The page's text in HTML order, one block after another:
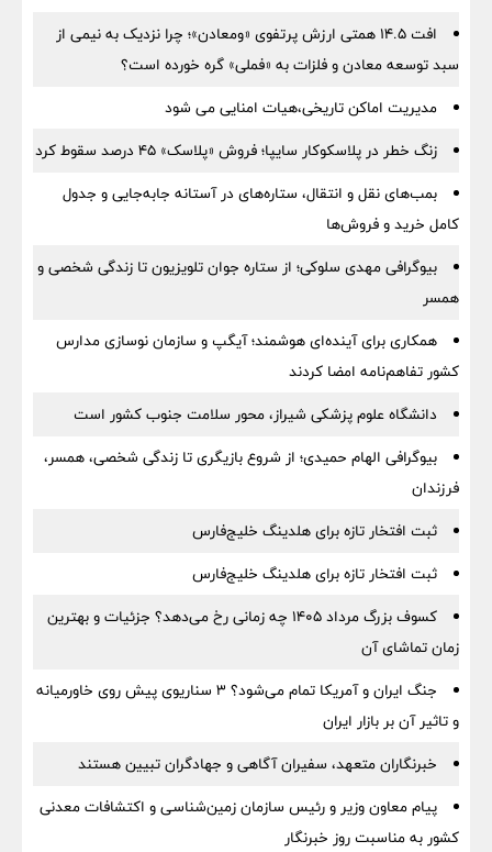
افت ۱۴.۵ همتی ارزش پرتفوی «ومعادن»؛ چرا نزدیک به نیمی از
سبد توسعه معادن و فلزات به «فملی» گره خورده است؟
مدیریت اماکن تاریخی،هیات امنایی می شود
زنگ خطر در پلاسکوکار سایپا؛ فروش «پلاسک» ۴۵ درصد سقوط کرد
بمب‌های نقل و انتقال، ستاره‌های در آستانه جابه‌جایی و جدول
کامل خرید و فروش‌ها
بیوگرافی مهدی سلوکی؛ از ستاره جوان تلویزیون تا زندگی شخصی و
همسر
همکاری برای آینده‌ای هوشمند؛ آیگپ و سازمان نوسازی مدارس
کشور تفاهم‌نامه امضا کردند
دانشگاه علوم پزشکی شیراز، محور سلامت جنوب کشور است
بیوگرافی الهام حمیدی؛ از شروع بازیگری تا زندگی شخصی، همسر،
فرزندان
ثبت افتخار تازه برای هلدینگ خلیج‌فارس
ثبت افتخار تازه برای هلدینگ خلیج‌فارس
کسوف بزرگ مرداد ۱۴۰۵ چه زمانی رخ می‌دهد؟ جزئیات و بهترین
زمان تماشای آن
جنگ ایران و آمریکا تمام می‌شود؟ ۳ سناریوی پیش روی خاورمیانه
و تاثیر آن بر بازار ایران
خبرنگاران متعهد، سفیران آگاهی و جهادگران تبیین هستند
پیام معاون وزیر و رئیس سازمان زمین‌شناسی و اکتشافات معدنی
کشور به مناسبت روز خبرنگار